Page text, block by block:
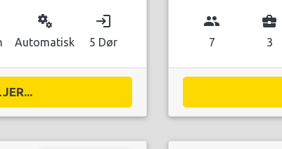
miscellaneous_services
Automatisk
login
5 Dør
group
7
business_center
3